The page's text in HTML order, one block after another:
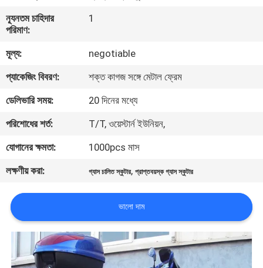
নিয়ন্ত্রণ
যোগাযোগ
করুন
উদ্ধৃতির
জন্য
আবেদন
সাইট
ম্যাপ
ন্যূনতম চাহিদার
পরিমাণ:
1
মূল্য:
negotiable
প্যাকেজিং বিবরণ:
শক্ত কাগজ সঙ্গে মেটাল ফ্রেম
ডেলিভারি সময়:
20 দিনের মধ্যে
পরিশোধের শর্ত:
T/T, ওয়েস্টার্ন ইউনিয়ন,
যোগানের ক্ষমতা:
1000pcs মাস
লক্ষণীয় করা:
গ্যাস চালিত স্কুটার,প্রাপ্তবয়স্ক গ্যাস স্কুটার
ভালো দাম